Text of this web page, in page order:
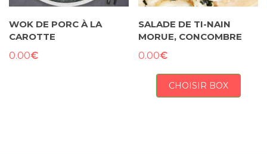
WOK DE PORC À LA
CAROTTE
0.00€
SALADE DE TI-NAIN
MORUE, CONCOMBRE
0.00€
CHOISIR BOX